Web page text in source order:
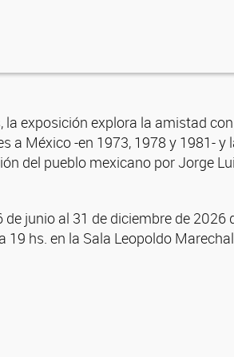
exposición explora la amistad
a México -en 1973, 1978 y 1981- y
del pueblo mexicano por Jorge
de junio al 31 de diciembre de 2026
19 hs. en la Sala Leopoldo